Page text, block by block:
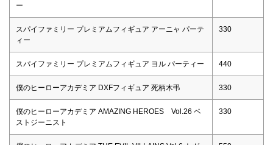
ー
スパイファミリー プレミアムフィギュア アーニャ パーテ
ィー
330
スパイファミリー プレミアムフィギュア ヨル パーティー 440
僕のヒーローアカデミア DXFフィギュア 死柄木弔 330
僕のヒーローアカデミア AMAZING HEROES Vol.26 ベ
ストジーニスト
330